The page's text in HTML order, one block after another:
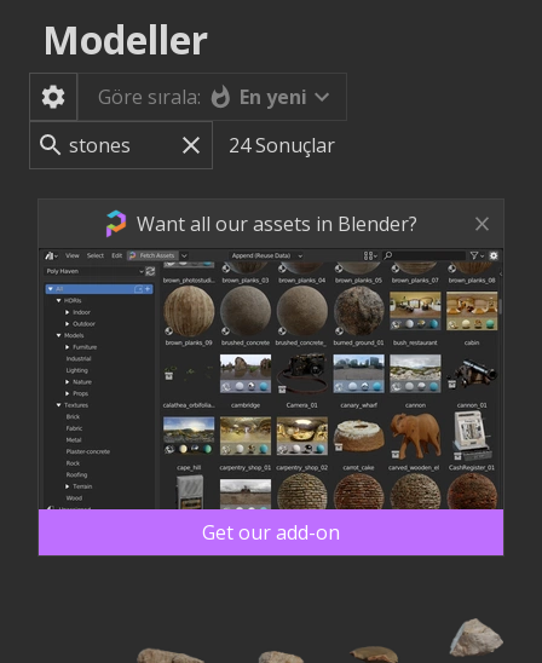
Modeller
Göre sırala:
En yeni
24Sonuçlar
Want all our assets in Blender?
Get our add-on